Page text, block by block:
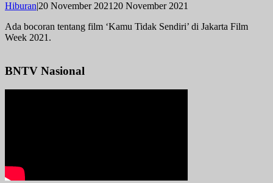
Hiburan20 November 202120 November 2021
Ada bocoran tentang film ‘Kamu Tidak Sendiri’ di Jakarta Film
Week 2021.
BNTV Nasional